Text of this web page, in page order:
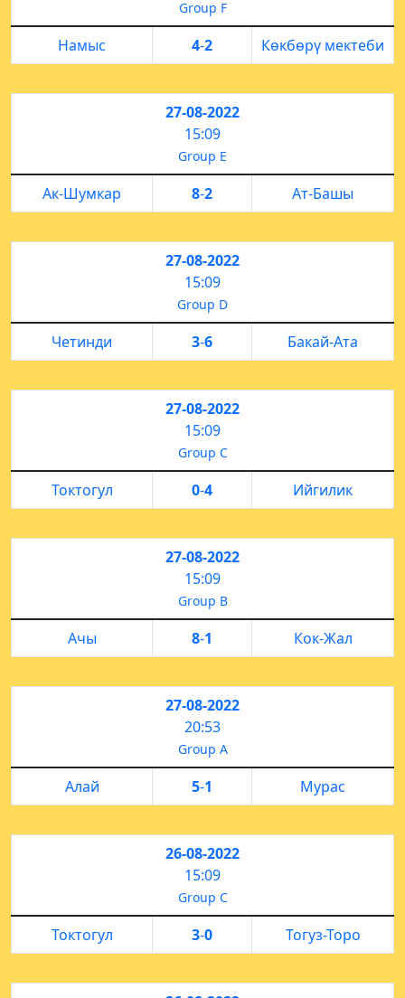
Group F
Намыс 4-2 Көкбөрү мектеби
27-08-2022
15:09
Group E
Ак-Шумкар 8-2 Ат-Башы
27-08-2022
15:09
Group D
Четинди 3-6 Бакай-Ата
27-08-2022
15:09
Group C
Токтогул 0-4 Ийгилик
27-08-2022
15:09
Group B
Ачы 8-1 Кок-Жал
27-08-2022
20:53
Group A
Алай 5-1 Мурас
26-08-2022
15:09
Group C
Токтогул 3-0 Тогуз-Торо